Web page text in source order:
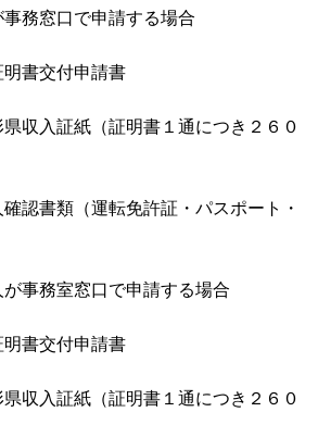
窓口で申請する場合
付申請書
（証明書１通につき２６０
運転免許証・パスポート・
務室窓口で申請する場合
書交付申請書
（証明書１通につき２６０